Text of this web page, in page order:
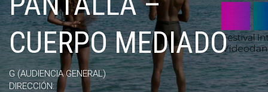
EL CINE
CUERPO MEDIADO
G (AUDIENCIA GENERAL)
DIRECCIÓN: